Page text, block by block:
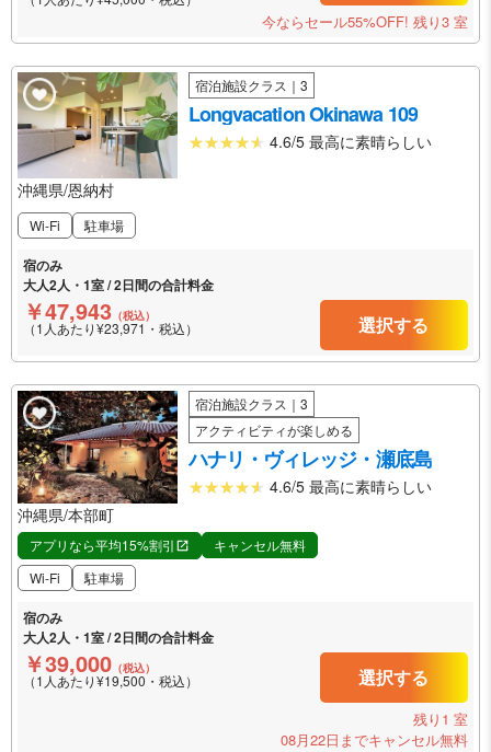
今ならセール55%OFF! 残り3 室
宿泊施設クラス｜3
Longvacation Okinawa 109
4.6/5 最高に素晴らしい
沖縄県/恩納村
Wi-Fi 駐車場
宿のみ
大人2人・1室 / 2日間の合計料金
￥47,943 （税込）
（1人あたり¥23,971・税込） 選択する
宿泊施設クラス｜3
アクティビティが楽しめる
ハナリ・ヴィレッジ・瀬底島
4.6/5 最高に素晴らしい
沖縄県/本部町
アプリなら平均15%割引
キャンセル無料
Wi-Fi
駐車場
宿のみ
大人2人・1室 / 2日間の合計料金
￥39,000 （税込）
（1人あたり¥19,500・税込） 選択する
残り1 室
08月22日までキャンセル無料